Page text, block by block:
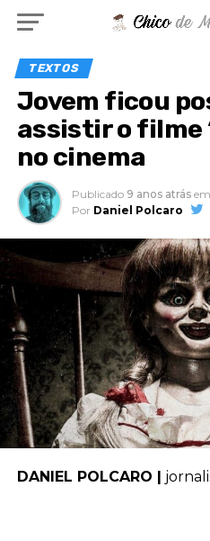
TEXTOS
Jovem ficou
assistir o filme
no cinema
Publicado 9 anos atrás em
Por Daniel Polcaro
DANIEL POLCARO |